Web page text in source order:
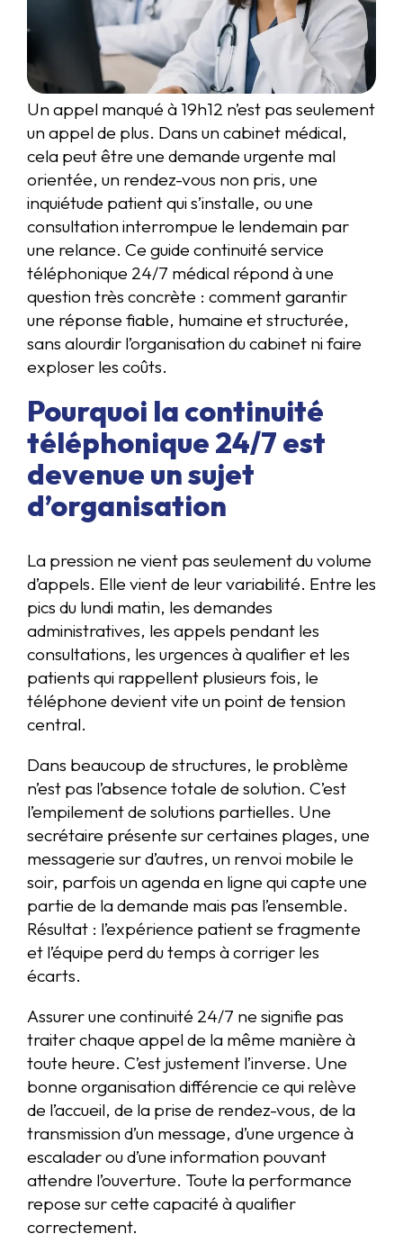
Un appel manqué à 19h12 n’est pas seulement
un appel de plus. Dans un cabinet médical,
cela peut être une demande urgente mal
orientée, un rendez-vous non pris, une
inquiétude patient qui s’installe, ou une
consultation interrompue le lendemain par
une relance. Ce guide continuité service
téléphonique 24/7 médical répond à une
question très concrète : comment garantir
une réponse fiable, humaine et structurée,
sans alourdir l’organisation du cabinet ni faire
exploser les coûts.
Pourquoi la continuité
téléphonique 24/7 est
devenue un sujet
d’organisation
La pression ne vient pas seulement du volume
d’appels. Elle vient de leur variabilité. Entre les
pics du lundi matin, les demandes
administratives, les appels pendant les
consultations, les urgences à qualifier et les
patients qui rappellent plusieurs fois, le
téléphone devient vite un point de tension
central.
Dans beaucoup de structures, le problème
n’est pas l’absence totale de solution. C’est
l’empilement de solutions partielles. Une
secrétaire présente sur certaines plages, une
messagerie sur d’autres, un renvoi mobile le
soir, parfois un agenda en ligne qui capte une
partie de la demande mais pas l’ensemble.
Résultat : l’expérience patient se fragmente
et l’équipe perd du temps à corriger les
écarts.
Assurer une continuité 24/7 ne signifie pas
traiter chaque appel de la même manière à
toute heure. C’est justement l’inverse. Une
bonne organisation différencie ce qui relève
de l’accueil, de la prise de rendez-vous, de la
transmission d’un message, d’une urgence à
escalader ou d’une information pouvant
attendre l’ouverture. Toute la performance
repose sur cette capacité à qualifier
correctement.